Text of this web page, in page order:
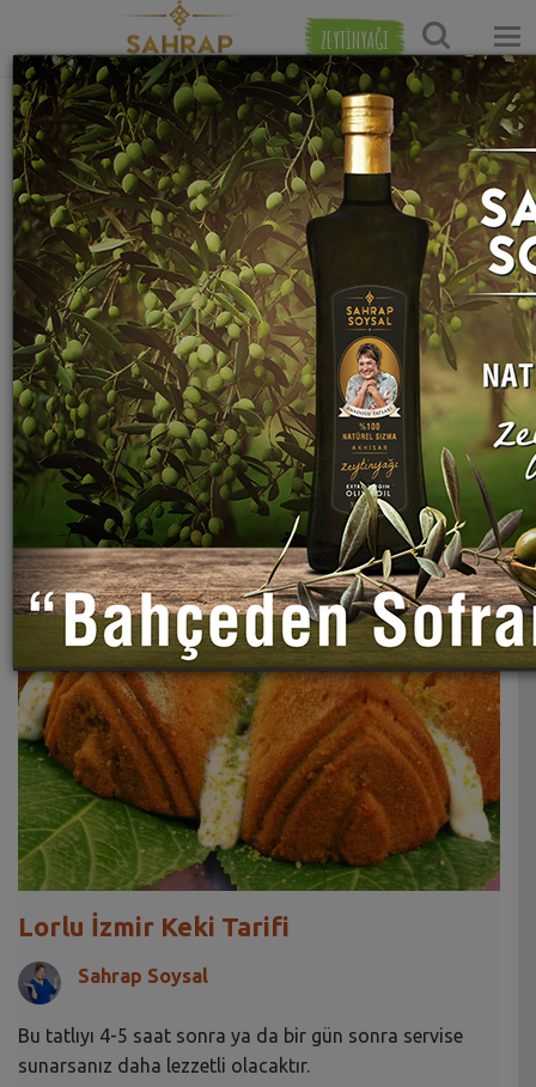
ZEYTİNYAĞI
Ana Sayfa Tatlı Tarifleri
Lorlu İzmir Keki Tarifi
Sahrap Soysal
Bu tatlıyı 4-5 saat sonra ya da bir gün sonra servise
sunarsanız daha lezzetli olacaktır.